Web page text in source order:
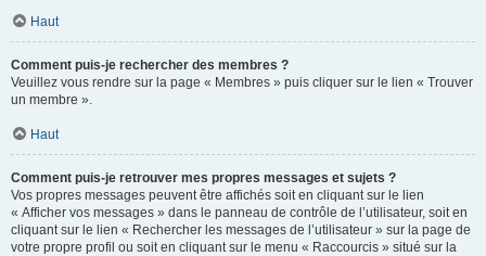
Haut
Comment puis-je rechercher des membres ?
Veuillez vous rendre sur la page « Membres » puis cliquer sur le lien « Trouver
un membre ».
Haut
Comment puis-je retrouver mes propres messages et sujets ?
Vos propres messages peuvent être affichés soit en cliquant sur le lien
« Afficher vos messages » dans le panneau de contrôle de l’utilisateur, soit en
cliquant sur le lien « Rechercher les messages de l’utilisateur » sur la page de
votre propre profil ou soit en cliquant sur le menu « Raccourcis » situé sur la